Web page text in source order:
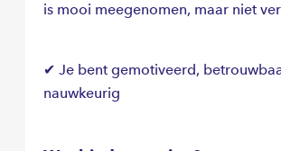
is mooi meegenomen, maar niet
✔ Je bent gemotiveerd,
nauwkeurig